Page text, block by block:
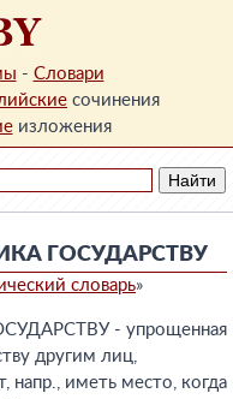
- Словари
сочинения
изложения
ГОСУДАРСТВУ
словарь»
- упрощенная
другим лиц,
иметь место, когда